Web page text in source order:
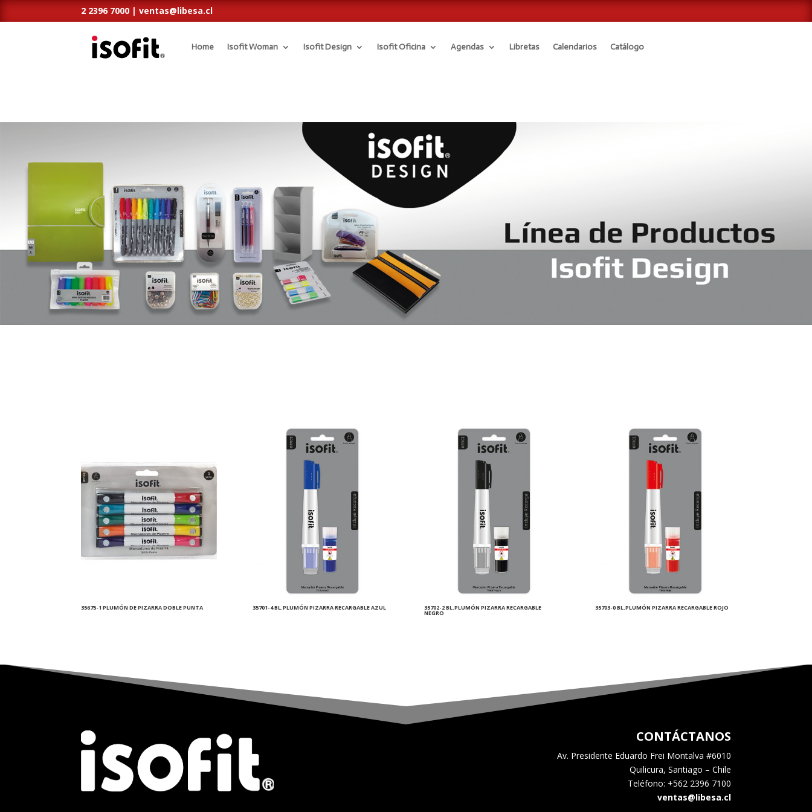
2 2396 7000 |ventas@libesa.cl
Home Isofit Woman Isofit Design Isofit Oficina Agendas Libretas Calendarios Catálogo
35675-1 PLUMÓN DE PIZARRA DOBLE PUNTA 35701-4 BL.PLUMÓN PIZARRA RECARGABLE AZUL 35702-2 BL.PLUMÓN PIZARRA RECARGABLE
NEGRO
35703-0 BL.PLUMÓN PIZARRA RECARGABLE ROJO
CONTÁCTANOS
Av. Presidente Eduardo Frei Montalva #6010
Quilicura, Santiago – Chile
Teléfono: +562 2396 7100
ventas@libesa.cl